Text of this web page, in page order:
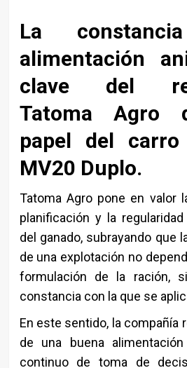
La
alimentación
clave del
Tatoma Agro
papel del carro
MV20 Duplo.
Tatoma Agro pone en valor
planificación y la
del ganado, subrayando que
de una explotación no
formulación de la ración,
constancia con la que se
En este sentido, la compañía
de una buena
continuo de toma de